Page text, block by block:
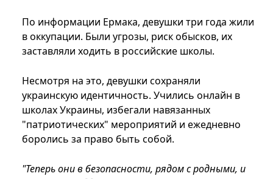
По информации Ермака, девушки три года жили
в оккупации. Были угрозы, риск обысков, их
заставляли ходить в российские школы.
Несмотря на это, девушки сохраняли
украинскую идентичность. Учились онлайн в
школах Украины, избегали навязанных
"патриотических" мероприятий и ежедневно
боролись за право быть собой.
"Теперь они в безопасности, рядом с родными, и